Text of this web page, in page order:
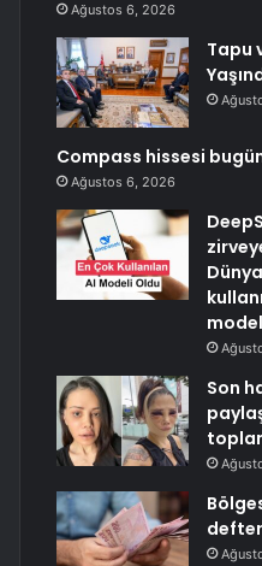
Ağustos 6, 2026
Tapu
Compass hissesi
Ağustos 6, 2026
Son